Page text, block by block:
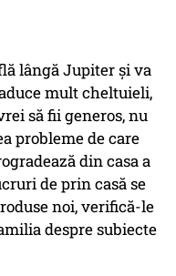
lângă Jupiter și va
mult cheltuieli,
să fii generos, nu
probleme de care
din casa a
de prin casă se
noi, verifică-le
despre subiecte